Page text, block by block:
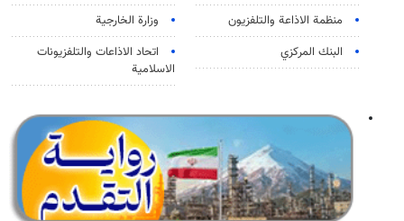
منظمة الاذاعة والتلفزیون
وزارة الخارجية
البنك المركزي
اتحاد الاذاعات والتلفزيونات
الاسلامية